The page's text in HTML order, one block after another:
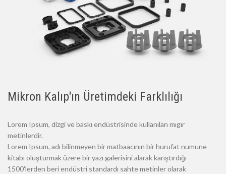
Mikron Kalıp'ın Üretimdeki Farklılığı
Lorem Ipsum, dizgi ve baskı endüstrisinde kullanılan mıgır
metinlerdir.
Lorem Ipsum, adı bilinmeyen bir matbaacının bir hurufat numune
kitabı oluşturmak üzere bir yazı galerisini alarak karıştırdığı
1500'lerden beri endüstri standardı sahte metinler olarak